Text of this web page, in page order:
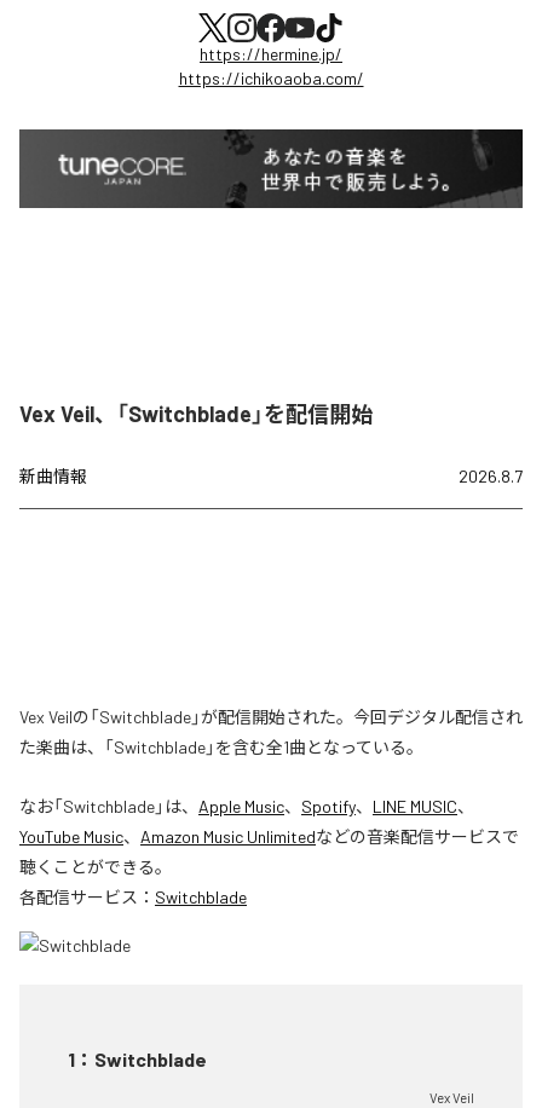
https://hermine.jp/
https://ichikoaoba.com/
Vex Veil、「Switchblade」を配信開始
新曲情報 2026.8.7
Vex Veilの「Switchblade」が配信開始された。今回デジタル配信され
た楽曲は、「Switchblade」を含む全1曲となっている。
なお「Switchblade」は、 Apple Music、 Spotify、 LINE MUSIC、
YouTube Music、 Amazon Music Unlimitedなどの音楽配信サービスで
聴くことができる。
各配信サービス： Switchblade
1 ： Switchblade
Vex Veil